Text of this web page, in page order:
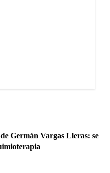
Germán Vargas Lleras: se